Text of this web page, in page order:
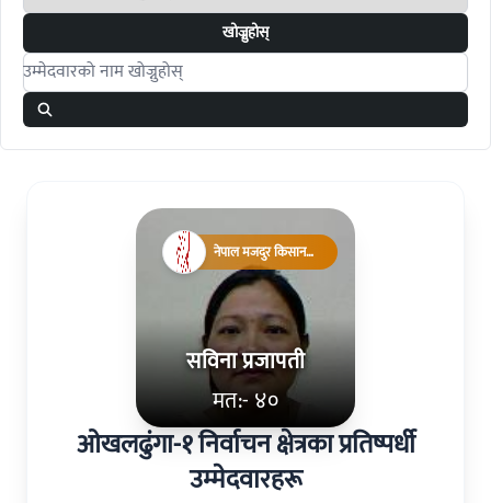
खोज्नुहोस्
Search candidates
सविना प्रजापती
मत:- ४०
नेपाल मजदुर किसान
पार्टी
ओखलढुंगा-१ निर्वाचन क्षेत्रका प्रतिष्पर्धी
उम्मेदवारहरू